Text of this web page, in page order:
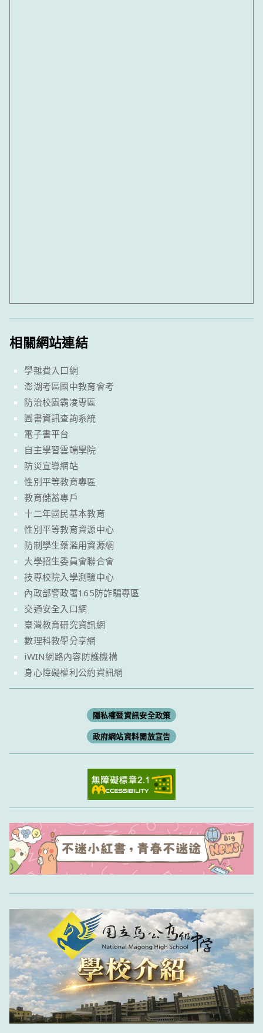
相關網站連結
學雜費入口網
澎湖考區國中教育會考
防治校園霸凌專區
圖書資訊查詢系統
電子書平台
自主學習雲端學院
防災宣導網站
性別平等教育專區
教育儲蓄專戶
十二年國民基本教育
性別平等教育資源中心
防制學生藥濫用資源網
大學招生委員會聯合會
技專校院入學測驗中心
內政部警政署165防詐騙專區
交通安全入口網
臺灣教育研究資訊網
數理科教學分享網
iWIN網路內容防護機構
身心障礙權利公約資訊網
隱私權暨資訊安全政策
政府網站資料開放宣告